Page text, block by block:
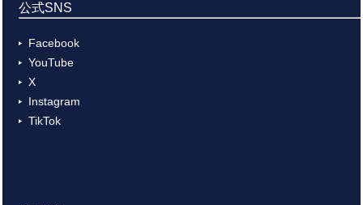
公式SNS
Facebook
YouTube
X
Instagram
TikTok